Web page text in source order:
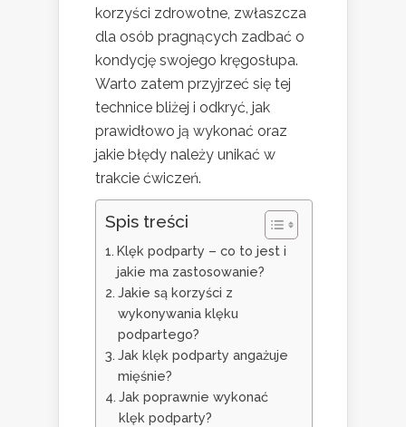
korzyści zdrowotne, zwłaszcza
dla osób pragnących zadbać o
kondycję swojego kręgosłupa.
Warto zatem przyjrzeć się tej
technice bliżej i odkryć, jak
prawidłowo ją wykonać oraz
jakie błędy należy unikać w
trakcie ćwiczeń.
Spis treści
Klęk podparty – co to jest i
jakie ma zastosowanie?
Jakie są korzyści z
wykonywania klęku
podpartego?
Jak klęk podparty angażuje
mięśnie?
Jak poprawnie wykonać
klęk podparty?